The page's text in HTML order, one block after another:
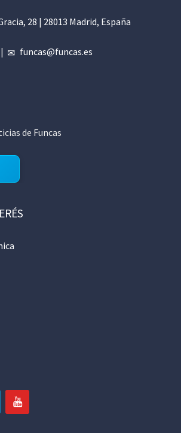
28 | 28013 Madrid, España
| funcas@funcas.es
de Funcas